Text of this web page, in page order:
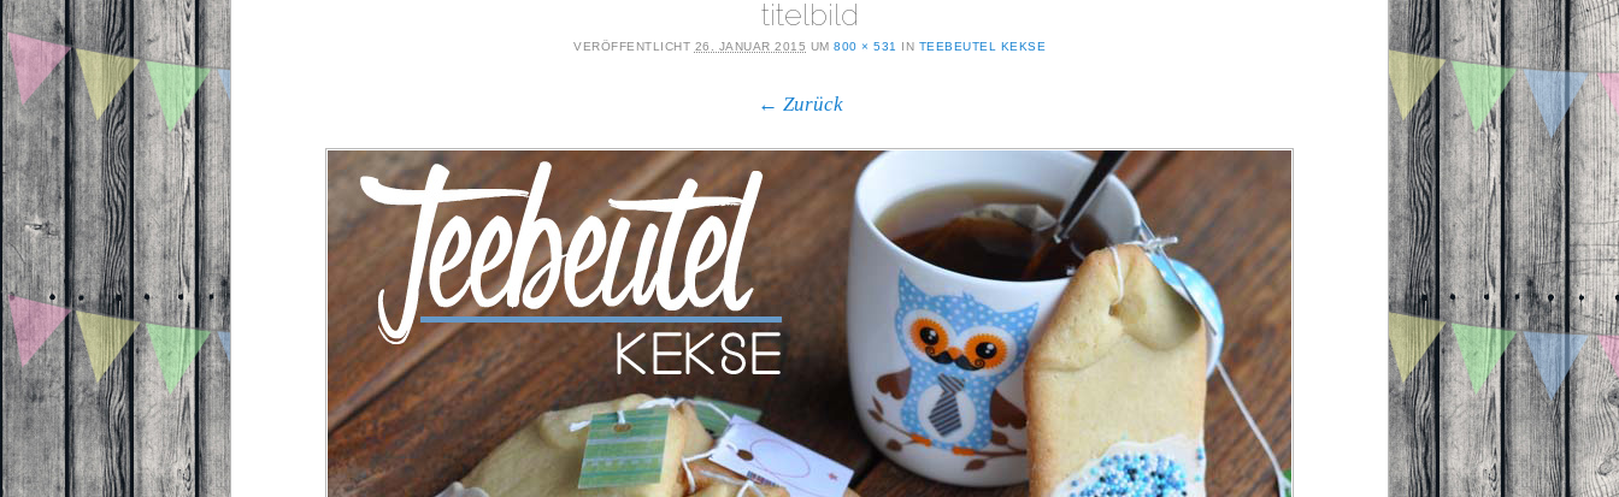
titelbild
VERÖFFENTLICHT 26. JANUAR 2015 UM 800 × 531 IN TEEBEUTEL KEKSE
← Zurück